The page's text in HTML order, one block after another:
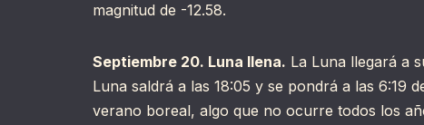
magnitud de -12.58.
Septiembre 20. Luna llena. La Luna llegará a
Luna saldrá a las 18:05 y se pondrá a las 6:19
verano boreal, algo que no ocurre todos los